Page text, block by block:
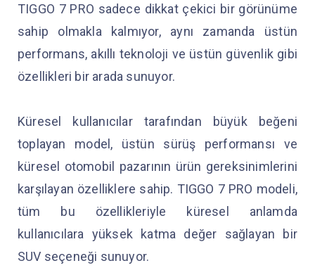
TIGGO 7 PRO sadece dikkat çekici bir görünüme
sahip olmakla kalmıyor, aynı zamanda üstün
performans, akıllı teknoloji ve üstün güvenlik gibi
özellikleri bir arada sunuyor.
Küresel kullanıcılar tarafından büyük beğeni
toplayan model, üstün sürüş performansı ve
küresel otomobil pazarının ürün gereksinimlerini
karşılayan özelliklere sahip. TIGGO 7 PRO modeli,
tüm bu özellikleriyle küresel anlamda
kullanıcılara yüksek katma değer sağlayan bir
SUV seçeneği sunuyor.